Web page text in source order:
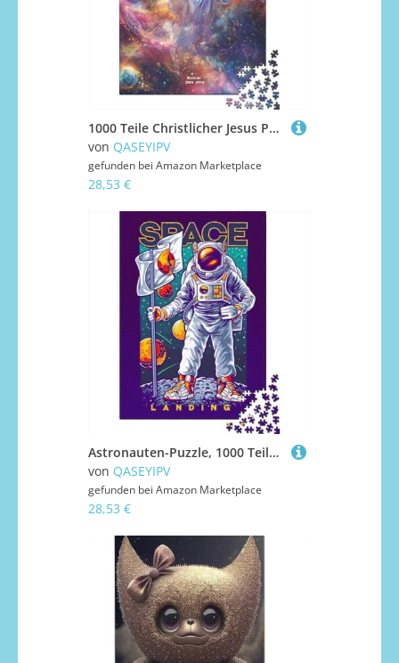
1000 Teile Christlicher Jesus Puzzle für Erwachsene Intellektuelles Spiel Kinderpuzzle 1000 Teile (75x50cm)
von QASEYIPV
gefunden bei Amazon Marketplace
28,53 €
Astronauten-Puzzle, 1000 Teile, für Jugendliche, Geschenke aus Holz, Lernspiele für Erwachsene, Bastelspielzeug, 1000 Teile (75 x 50 cm)
von QASEYIPV
gefunden bei Amazon Marketplace
28,53 €